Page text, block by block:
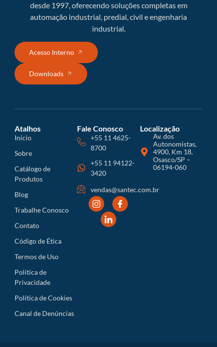
desde 1997, oferecendo soluções completas em
automação industrial, predial, civil e engenharia
industrial.
Acesso Interno
Downloads
Atalhos
Início
Sobre
Catálogo de
Produtos
Blog
Trabalhe Conosco
Contato
Código de Ética
Termos de Uso
Política de
Privacidade
Política de Cookies
Canal de Denúncias
Fale Conosco
+55 11 4625-
8700
+55 11 94122-
3420
vendas@santec.com.br
Localização
Av. dos
Autonomistas,
4900, Km 18,
Osasco/SP –
06194-060